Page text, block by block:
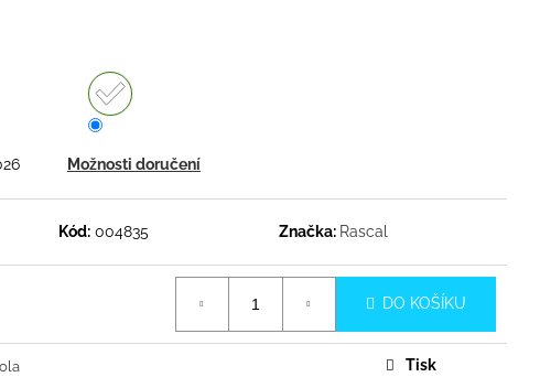
Možnosti doručení
Kód: 004835 Značka: Rascal
DO KOŠÍKU
Tisk